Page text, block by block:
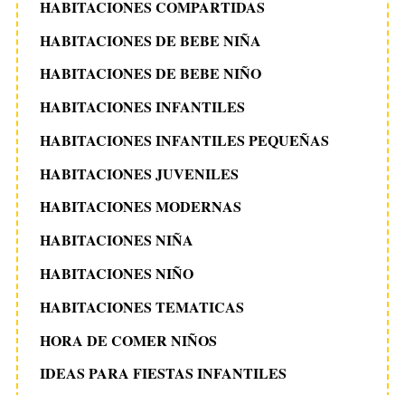
HABITACIONES COMPARTIDAS
HABITACIONES DE BEBE NIÑA
HABITACIONES DE BEBE NIÑO
HABITACIONES INFANTILES
HABITACIONES INFANTILES PEQUEÑAS
HABITACIONES JUVENILES
HABITACIONES MODERNAS
HABITACIONES NIÑA
HABITACIONES NIÑO
HABITACIONES TEMATICAS
HORA DE COMER NIÑOS
IDEAS PARA FIESTAS INFANTILES